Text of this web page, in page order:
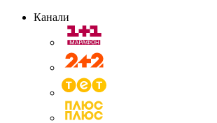
Канали